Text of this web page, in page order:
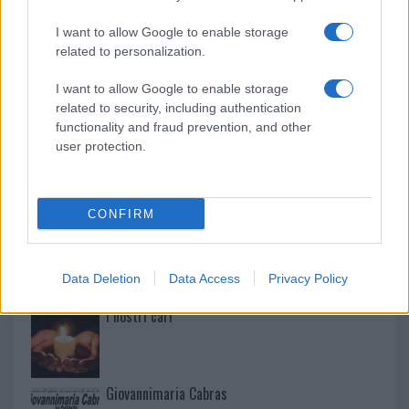
I want to allow Google to enable storage
related to personalization.
I want to allow Google to enable storage
related to security, including authentication
functionality and fraud prevention, and other
user protection.
CONFIRM
Data Deletion Data Access Privacy Policy
Martina Agostina Diturco
I nostri cari
I nostri cari
Giovannimaria Cabras